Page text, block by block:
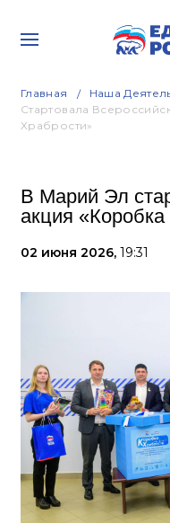
Главная Наша
Стартовала
Храбрости»
В Марий Эл
акция
02 июня 2026, 19:31